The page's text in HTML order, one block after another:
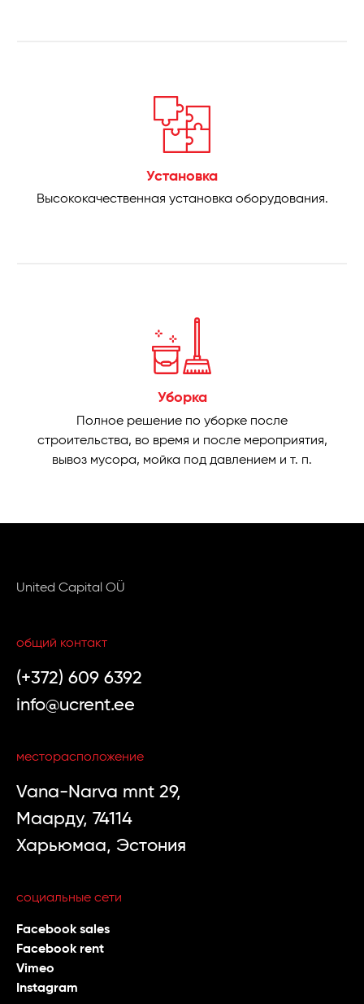
Установка
Высококачественная установка оборудования.
Уборка
Полное решение по уборке после
строительства, во время и после мероприятия,
вывоз мусора, мойка под давлением и т. п.
United Capital OÜ
общий контакт
(+372) 609 6392
info@ucrent.ee
месторасположение
Vana-Narva mnt 29,
Маарду, 74114
Харьюмаа, Эстония
социальные сети
Facebook sales
Facebook rent
Vimeo
Instagram